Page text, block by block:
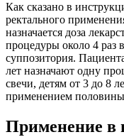
Как сказано в
ректального
назначается доза
процедуры около 4 раз
суппозитория.
лет назначают одну
свечи, детям от 3 до 8
применением
Применение в